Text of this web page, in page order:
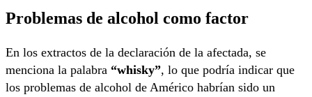
Problemas de alcohol como factor
En los extractos de la declaración de la afectada, se
menciona la palabra “whisky”, lo que podría indicar que
los problemas de alcohol de Américo habrían sido un